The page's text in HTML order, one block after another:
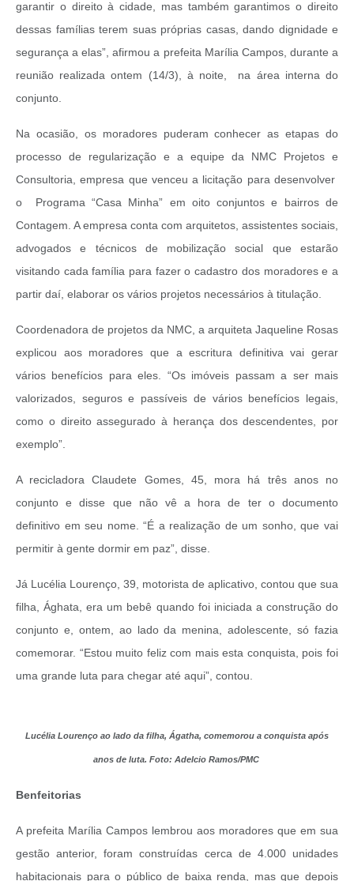
garantir o direito à cidade, mas também garantimos o direito
dessas famílias terem suas próprias casas, dando dignidade e
segurança a elas”, afirmou a prefeita Marília Campos, durante a
reunião realizada ontem (14/3), à noite, na área interna do
conjunto.
Na ocasião, os moradores puderam conhecer as etapas do
processo de regularização e a equipe da NMC Projetos e
Consultoria, empresa que venceu a licitação para desenvolver
o Programa “Casa Minha” em oito conjuntos e bairros de
Contagem. A empresa conta com arquitetos, assistentes sociais,
advogados e técnicos de mobilização social que estarão
visitando cada família para fazer o cadastro dos moradores e a
partir daí, elaborar os vários projetos necessários à titulação.
Coordenadora de projetos da NMC, a arquiteta Jaqueline Rosas
explicou aos moradores que a escritura definitiva vai gerar
vários benefícios para eles. “Os imóveis passam a ser mais
valorizados, seguros e passíveis de vários benefícios legais,
como o direito assegurado à herança dos descendentes, por
exemplo”.
A recicladora Claudete Gomes, 45, mora há três anos no
conjunto e disse que não vê a hora de ter o documento
definitivo em seu nome. “É a realização de um sonho, que vai
permitir à gente dormir em paz”, disse.
Já Lucélia Lourenço, 39, motorista de aplicativo, contou que sua
filha, Ághata, era um bebê quando foi iniciada a construção do
conjunto e, ontem, ao lado da menina, adolescente, só fazia
comemorar. “Estou muito feliz com mais esta conquista, pois foi
uma grande luta para chegar até aqui”, contou.
Lucélia Lourenço ao lado da filha, Ágatha, comemorou a conquista após
anos de luta. Foto: Adelcio Ramos/PMC
Benfeitorias
A prefeita Marília Campos lembrou aos moradores que em sua
gestão anterior, foram construídas cerca de 4.000 unidades
habitacionais para o público de baixa renda, mas que depois